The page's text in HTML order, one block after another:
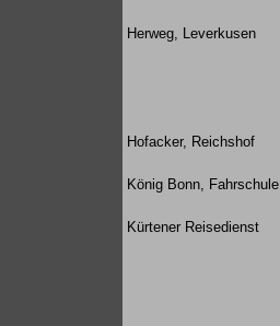
Herweg, Leverkusen
Hofacker, Reichshof
König Bonn, Fahrschule
Kürtener Reisedienst